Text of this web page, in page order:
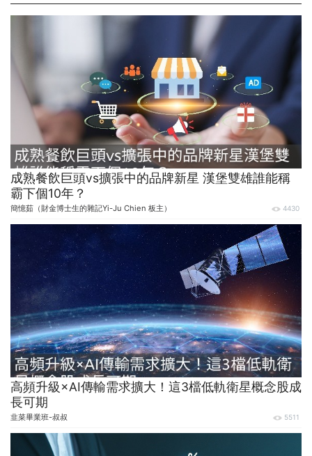
成熟餐飲巨頭vs擴張中的品牌新星 漢堡雙雄誰能稱
霸下個10年？
簡憶茹（財金博士生的雜記Yi-Ju Chien 板主） 4430
高頻升級×AI傳輸需求擴大！這3檔低軌衛星概念股成
長可期
韭菜畢業班-叔叔 5511